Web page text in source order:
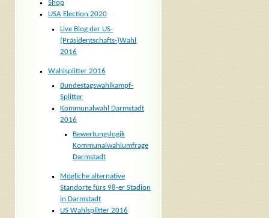
Shop
USA Election 2020
Live Blog der US-
(Präsidentschafts-)Wahl
2016
Wahlsplitter 2016
Bundestagswahlkampf-
Splitter
Kommunalwahl Darmstadt
2016
Bewertungslogik
Kommunalwahlumfrage
Darmstadt
Mögliche alternative
Standorte fürs 98-er Stadion
in Darmstadt
US Wahlsplitter 2016